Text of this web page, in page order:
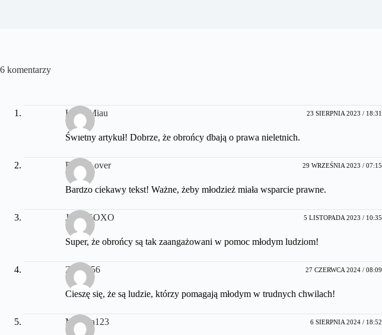
6 komentarzy
KotekMiau 23 SIERPNIA 2023 / 18:31
Świetny artykuł! Dobrze, że obrońcy dbają o prawa nieletnich.
PandaLover 29 WRZEŚNIA 2023 / 07:15
Bardzo ciekawy tekst! Ważne, żeby młodzież miała wsparcie prawne.
JacekXOXO 5 LISTOPADA 2023 / 10:35
Super, że obrońcy są tak zaangażowani w pomoc młodym ludziom!
Zosia456 27 CZERWCA 2024 / 08:09
Cieszę się, że są ludzie, którzy pomagają młodym w trudnych chwilach!
Myszka123 6 SIERPNIA 2024 / 18:52